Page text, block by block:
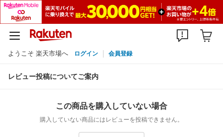
ようこそ 楽天市場へ ログイン 会員登録
レビュー投稿についてご案内
この商品を購入していない場合
購入していない商品にはレビューを投稿できません。